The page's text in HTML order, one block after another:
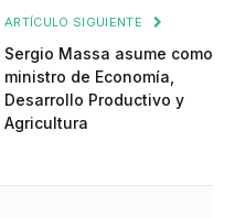
ARTÍCULO SIGUIENTE
Sergio Massa asume como
ministro de Economía,
Desarrollo Productivo y
Agricultura